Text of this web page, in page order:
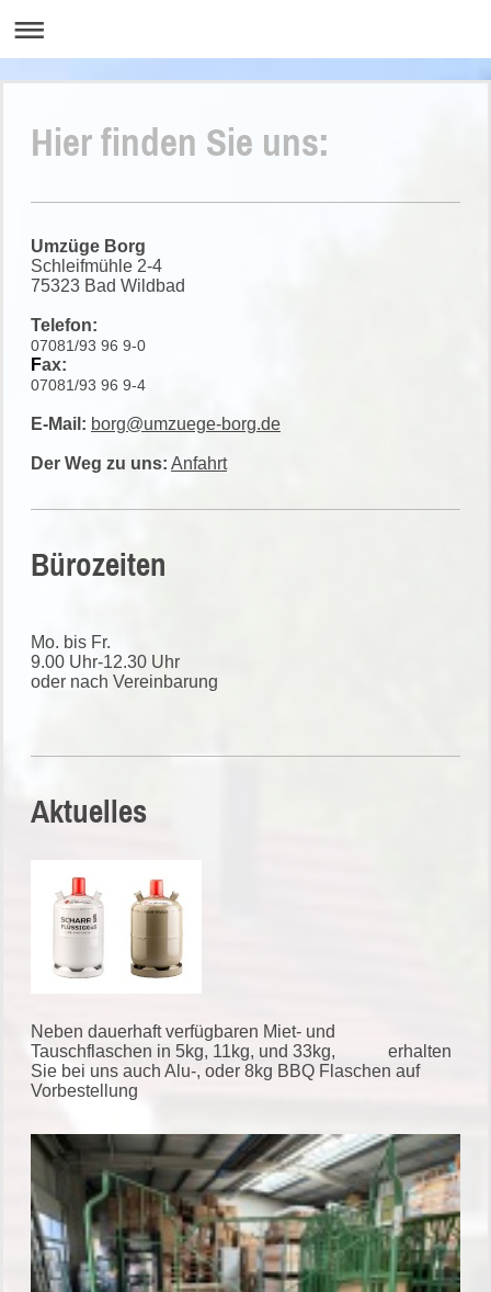
Hier finden Sie uns:
Umzüge Borg
Schleifmühle 2-4
75323 Bad Wildbad
Telefon:
07081/93 96 9-0
Fax:
07081/93 96 9-4
E-Mail: borg@umzuege-borg.de
Der Weg zu uns: Anfahrt
Bürozeiten
Mo. bis Fr.
9.00 Uhr-12.30 Uhr
oder nach Vereinbarung
Aktuelles
Neben dauerhaft verfügbaren Miet- und
Tauschflaschen in 5kg, 11kg, und 33kg, erhalten
Sie bei uns auch Alu-, oder 8kg BBQ Flaschen auf
Vorbestellung